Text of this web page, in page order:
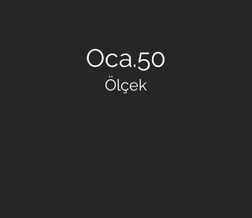
Oca.50
Ölçek